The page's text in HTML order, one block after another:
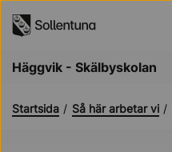
Häggvik - Skälbyskolan
Startsida Så här arbetar vi